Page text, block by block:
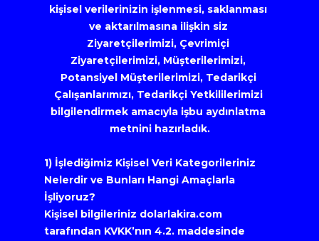
kişisel verilerinizin işlenmesi, saklanması
ve aktarılmasına ilişkin siz
Ziyaretçilerimizi, Çevrimiçi
Ziyaretçilerimizi, Müşterilerimizi,
Potansiyel Müşterilerimizi, Tedarikçi
Çalışanlarımızı, Tedarikçi Yetkililerimizi
bilgilendirmek amacıyla işbu aydınlatma
metnini hazırladık.
1) İşlediğimiz Kişisel Veri Kategorileriniz
Nelerdir ve Bunları Hangi Amaçlarla
İşliyoruz?
Kişisel bilgileriniz dolarlakira.com
tarafından KVKK’nın 4.2. maddesinde